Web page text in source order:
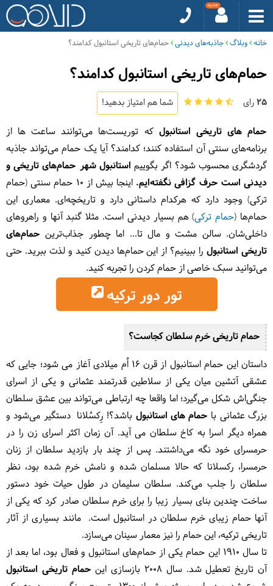
خانه وبلاگ جاذبه‌های دیدنی حمام‌های تاریخی استانبول کدامند؟
حمام‌های تاریخی استانبول کدامند؟
25رای شما هم امتیاز بدهید!
حمام های تاریخی استانبول که توریست‌ها می‌توانند ساعت ها از
برنامه‌های سنتی آن استفاده کنند؛ کدامند؟ آیا یک حمام می‌تواند جاذبه
گردشگری محسوب شود؟ اگر بگوییم استانبول شهر حمام‌های تاریخی و
دیدنی است حرف گزافی نگفته‌ایم.
اینجا بیش از 10 حمام سنتی (حمام
ترکی) وجود دارد که هرکدام داستانی دارد و تاریخچه‌ای. معماری این
حمام‌ها (حمام ترکی) هم بسیار دیدنی است. مثلا گنبد آنها و راهروهای
داخلی‌شان. سالن مشت و مال تا... اما چطور جذاب‌ترین حمام‌های
تاریخی استانبولرا ببینیم؟ از این حمام‌ها دیدن کنید و لذت ببرید. حتی
می‌توانید سبک خاصی از حمام کردن را تجربه کنید.
تور دور ترکیه
حمام تاریخی خرم سلطان کجاست؟
داستان این حمام استانبول از قرن 16 اُم میلادی آغاز می شود؛ جایی که
عشقی آتشین میان یکی از سلاطین قدرتمند عثمانی و یکی از اسرای
جنگی‌اش شکل می‌گیرد؛ اما واقعا چه ارتباطی می‌تواند بین عشق سلطان
بزرگ عثمانی با حمام های استانبول باشد؟! رِکسُلانا دستگیر می‌شود و
همراه دیگر اسرا به کاخ سلطان می آید. آن زمان اکثر اسرای زن را در
حرمسرای خود نگه می‌داشتند. پس از چند بار بازدید سلطان از زنان
حرمسرا، رکسلانا که حالا مسلمان شده و نامش خرم شده بود، نظر
سلطان را جلب می‌کند. سلطان سلیمان در طول حیات خود دستور
ساخت چندین بنای بسیار زیبا را برای خرم سلطان صادر کرد که یکی از
آنها حمام زیبای خرم سلطان در استانبول است. مانند بسیاری از آثار
تاریخی ترکیه، این حمام را نیز معمار سینان می‌سازد.
تا سال 1910 این حمام یکی از حمام‌های استانبول و فعال بود، اما بعد از
آن تاریخ تعطیل شد. سال 2008 بازسازی این
حمام تاریخی استانبول